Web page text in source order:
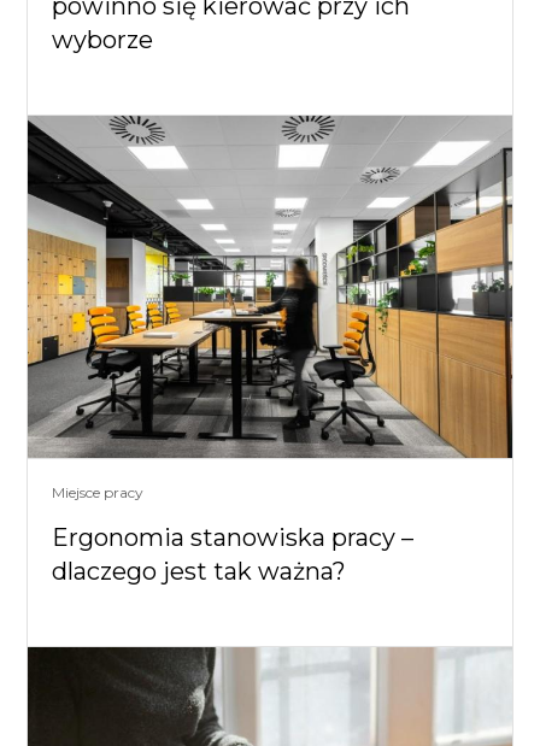
powinno się kierować przy ich
wyborze
Miejsce pracy
Ergonomia stanowiska pracy –
dlaczego jest tak ważna?